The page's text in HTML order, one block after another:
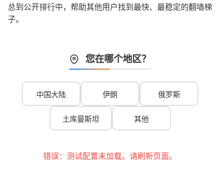
总到公开排行中，帮助其他用户找到最快、最稳定的翻墙梯
子。
您在哪个地区？
中国大陆 伊朗 俄罗斯
土库曼斯坦 其他
错误：测试配置未加载。请刷新页面。